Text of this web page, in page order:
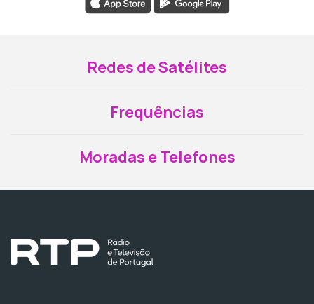
Redes de Satélites
Frequências
Moradas e Telefones